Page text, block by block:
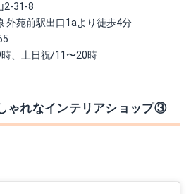
2-31-8
外苑前駅出口1aより徒歩4分
時、土日祝/11〜20時
ゃれなインテリアショップ③